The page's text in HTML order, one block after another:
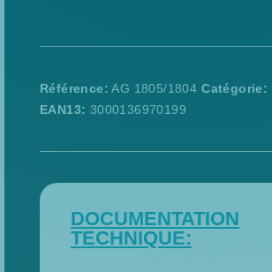
Référence AG 1805/1804 Catégorie
EAN13
3000136970199
DOCUMENTATION
TECHNIQUE: